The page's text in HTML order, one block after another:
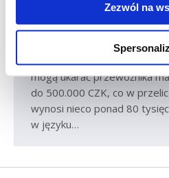
Zezwól na
delegowani oraz
posiadać:– zaświadczenie
umowe o pracę W
sobie powyższych
mogą ukarać przewoźnika
do 500.000 CZK, co w
wynosi nieco ponad 80
w języku…